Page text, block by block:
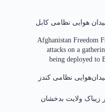
هوایی نظامی کابل
Afghanistan Freedom
attacks on a
being deployed to
نظامی کندز
زیباک ولایت بدخشان